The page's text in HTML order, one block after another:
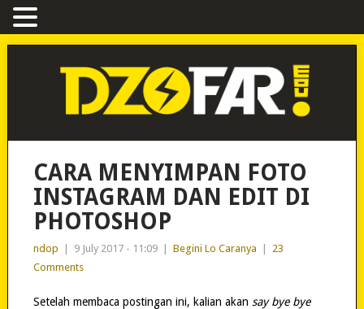
CARA MENYIMPAN FOTO
INSTAGRAM DAN EDIT DI
PHOTOSHOP
ndop 9 July 2017 - 11:09 Begini Lo Caranya
23
Comments
Setelah membaca postingan ini, kalian akan say bye bye